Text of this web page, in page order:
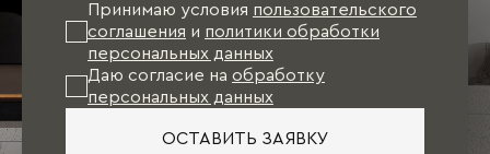
Принимаю условия пользовательского
соглашения и политики обработки
персональных данных
Даю согласие на обработку
персональных данных
ОСТАВИТЬ ЗАЯВКУ